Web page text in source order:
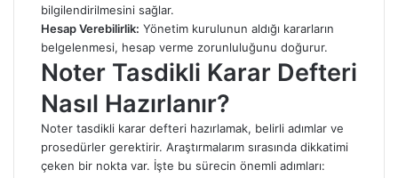
bilgilendirilmesini sağlar.
Hesap Verebilirlik: Yönetim kurulunun aldığı kararların
belgelenmesi, hesap verme zorunluluğunu doğurur.
Noter Tasdikli Karar Defteri
Nasıl Hazırlanır?
Noter tasdikli karar defteri hazırlamak, belirli adımlar ve
prosedürler gerektirir. Araştırmalarım sırasında dikkatimi
çeken bir nokta var. İşte bu sürecin önemli adımları: